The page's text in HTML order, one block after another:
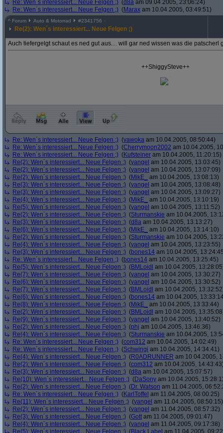
Re: Wen´s interessiert... Neue Felgen ;) (d8a am 09.04.2005, 23:06:24)
Re: Wen´s interessiert... Neue Felgen ;) (Marax am 10.04.2005, 03:49:51)
^ Forum Auto & Motorrad #2341756
Re(2): Wen´s interessiert... Neue Felgen ;)
Auch tiefergelgt schaut es ned gut aus.... will gar ned wissen was die patscherl
++ShiggySteve++
Re: Wen´s interessiert... Neue Felgen ;) (vawoka am 10.04.2005, 08:50:44)
Re: Wen´s interessiert... Neue Felgen ;) (Cherrymoon2002 am 10.04.2005,
Re: Wen´s interessiert... Neue Felgen ;) (Kufsteiner am 10.04.2005, 11:20:15)
Re(2): Wen´s interessiert... Neue Felgen ;) (yangel am 10.04.2005, 13:03:45)
Re(2): Wen´s interessiert... Neue Felgen ;) (yangel am 10.04.2005, 13:07:09)
Re(2): Wen´s interessiert... Neue Felgen ;) (MikE_
am 10.04.2005, 13:08:13)
Re(3): Wen´s interessiert... Neue Felgen ;) (yangel am 10.04.2005, 13:08:48)
Re(3): Wen´s interessiert... Neue Felgen ;) (yangel am 10.04.2005, 13:09:27)
Re(4): Wen´s interessiert... Neue Felgen ;) (MikE_
am 10.04.2005, 13:10:19)
Re(5): Wen´s interessiert... Neue Felgen ;) (yangel am 10.04.2005, 13:11:52)
Re(2): Wen´s interessiert... Neue Felgen ;) (Sturmanskie am 10.04.2005,
Re(3): Wen´s interessiert... Neue Felgen ;) (d8a am 10.04.2005, 13:13:27)
Re(6): Wen´s interessiert... Neue Felgen ;) (MikE_
am 10.04.2005, 13:14:10)
Re(2): Wen´s interessiert... Neue Felgen ;) (Sturmanskie am 10.04.2005,
Re(4): Wen´s interessiert... Neue Felgen ;) (yangel am 10.04.2005, 13:23:55)
Re(3): Wen´s interessiert... Neue Felgen ;) (bones14 am 10.04.2005,
Re: Wen´s interessiert... Neue Felgen ;) (bones14 am 10.04.2005, 13:25:45)
Re(5): Wen´s interessiert... Neue Felgen ;) (BMLoidl am 10.04.2005,
Re(7): Wen´s interessiert... Neue Felgen ;) (yangel am 10.04.2005, 13:30:27)
Re(6): Wen´s interessiert... Neue Felgen ;) (yangel am 10.04.2005, 13:30:52)
Re(7): Wen´s interessiert... Neue Felgen ;) (BMLoidl am 10.04.2005,
Re(6): Wen´s interessiert... Neue Felgen ;) (bones14 am 10.04.2005,
Re(8): Wen´s interessiert... Neue Felgen ;) (MikE_
am 10.04.2005, 13:33:44)
Re(2): Wen´s interessiert... Neue Felgen ;) (BMLoidl am 10.04.2005,
Re(9): Wen´s interessiert... Neue Felgen ;) (yangel am 10.04.2005, 13:40:52)
Re(2): Wen´s interessiert... Neue Felgen ;) (phj am 10.04.2005, 13:46:36)
Re(4): Wen´s interessiert... Neue Felgen ;) (Sturmanskie am 10.04.2005,
Re: Wen´s interessiert... Neue Felgen ;) (com312 am 10.04.2005, 14:02:49)
Re: Wen´s interessiert... Neue Felgen ;) (Schwingi am 10.04.2005, 14:34:41)
Re(4): Wen´s interessiert... Neue Felgen ;) (R0ADRUNNER am 10.04.2005,
Re(2): Wen´s interessiert... Neue Felgen ;) (com312 am 10.04.2005,
Re(3): Wen´s interessiert... Neue Felgen ;) (d8a am 10.04.2005, 15:07:57)
Re(10): Wen´s interessiert... Neue Felgen ;) (DaSony am 10.04.2005,
Re(2): Wen´s interessiert... Neue Felgen ;) (Dr. Watson am 11.04.2005,
Re: Wen´s interessiert... Neue Felgen ;) (KarlToffel am 11.04.2005, 08:00:25)
Re(11): Wen´s interessiert... Neue Felgen ;) (yangel am 11.04.2005, 08:50:15)
Re(2): Wen´s interessiert... Neue Felgen ;) (yangel am 11.04.2005, 08:57:32)
Re(3): Wen´s interessiert... Neue Felgen ;) (Gott am 11.04.2005, 09:01:47)
Re(4): Wen´s interessiert... Neue Felgen ;) (yangel am 11.04.2005, 09:17:38)
Re(5): Wen´s interessiert... Neue Felgen ;) (Black Label am 11.04.2005,